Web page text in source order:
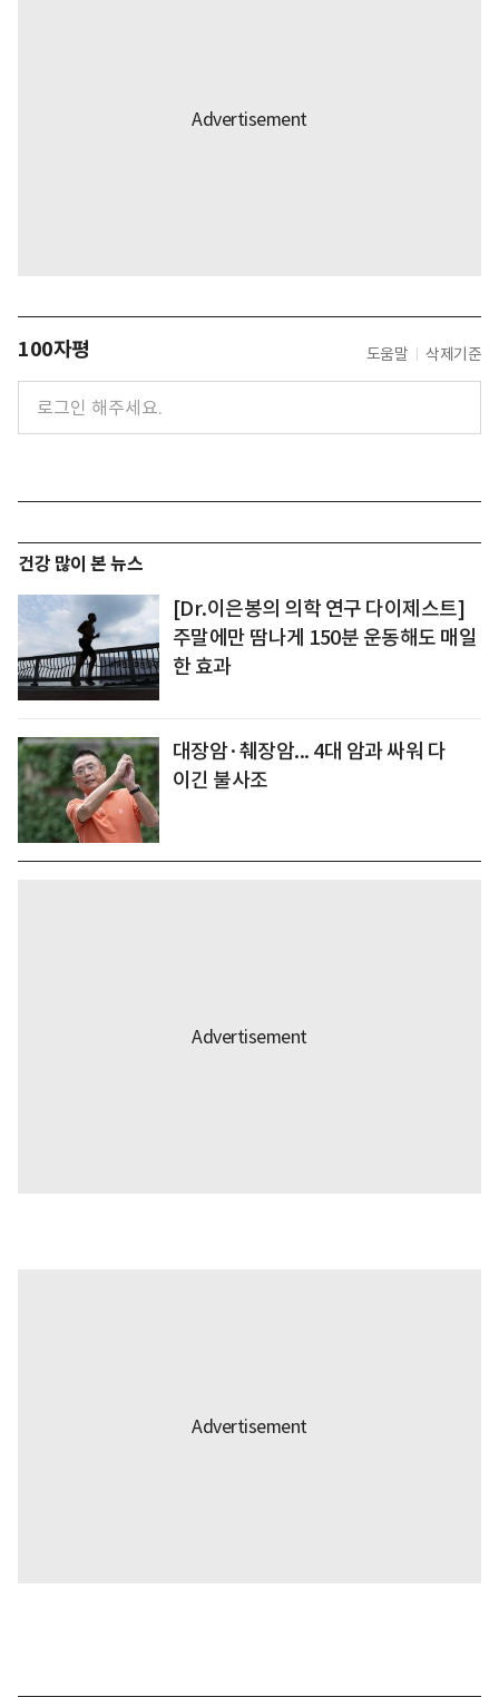
100자평 도움말 삭제기준
건강 많이 본 뉴스
[Dr.이은봉의 의학 연구 다이제스트]
주말에만 땀나게 150분 운동해도 매일
한 효과
대장암·췌장암... 4대 암과 싸워 다
이긴 불사조